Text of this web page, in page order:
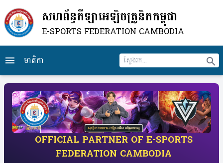
សហព័ន្ធកីឡាអេឡិចត្រូនិកកម្ពុជា
E-SPORTS FEDERATION CAMBODIA
menu មាតិកា search
​OFFICIAL PARTNER OF E-SPORTS
FEDERATION CAMBODIA